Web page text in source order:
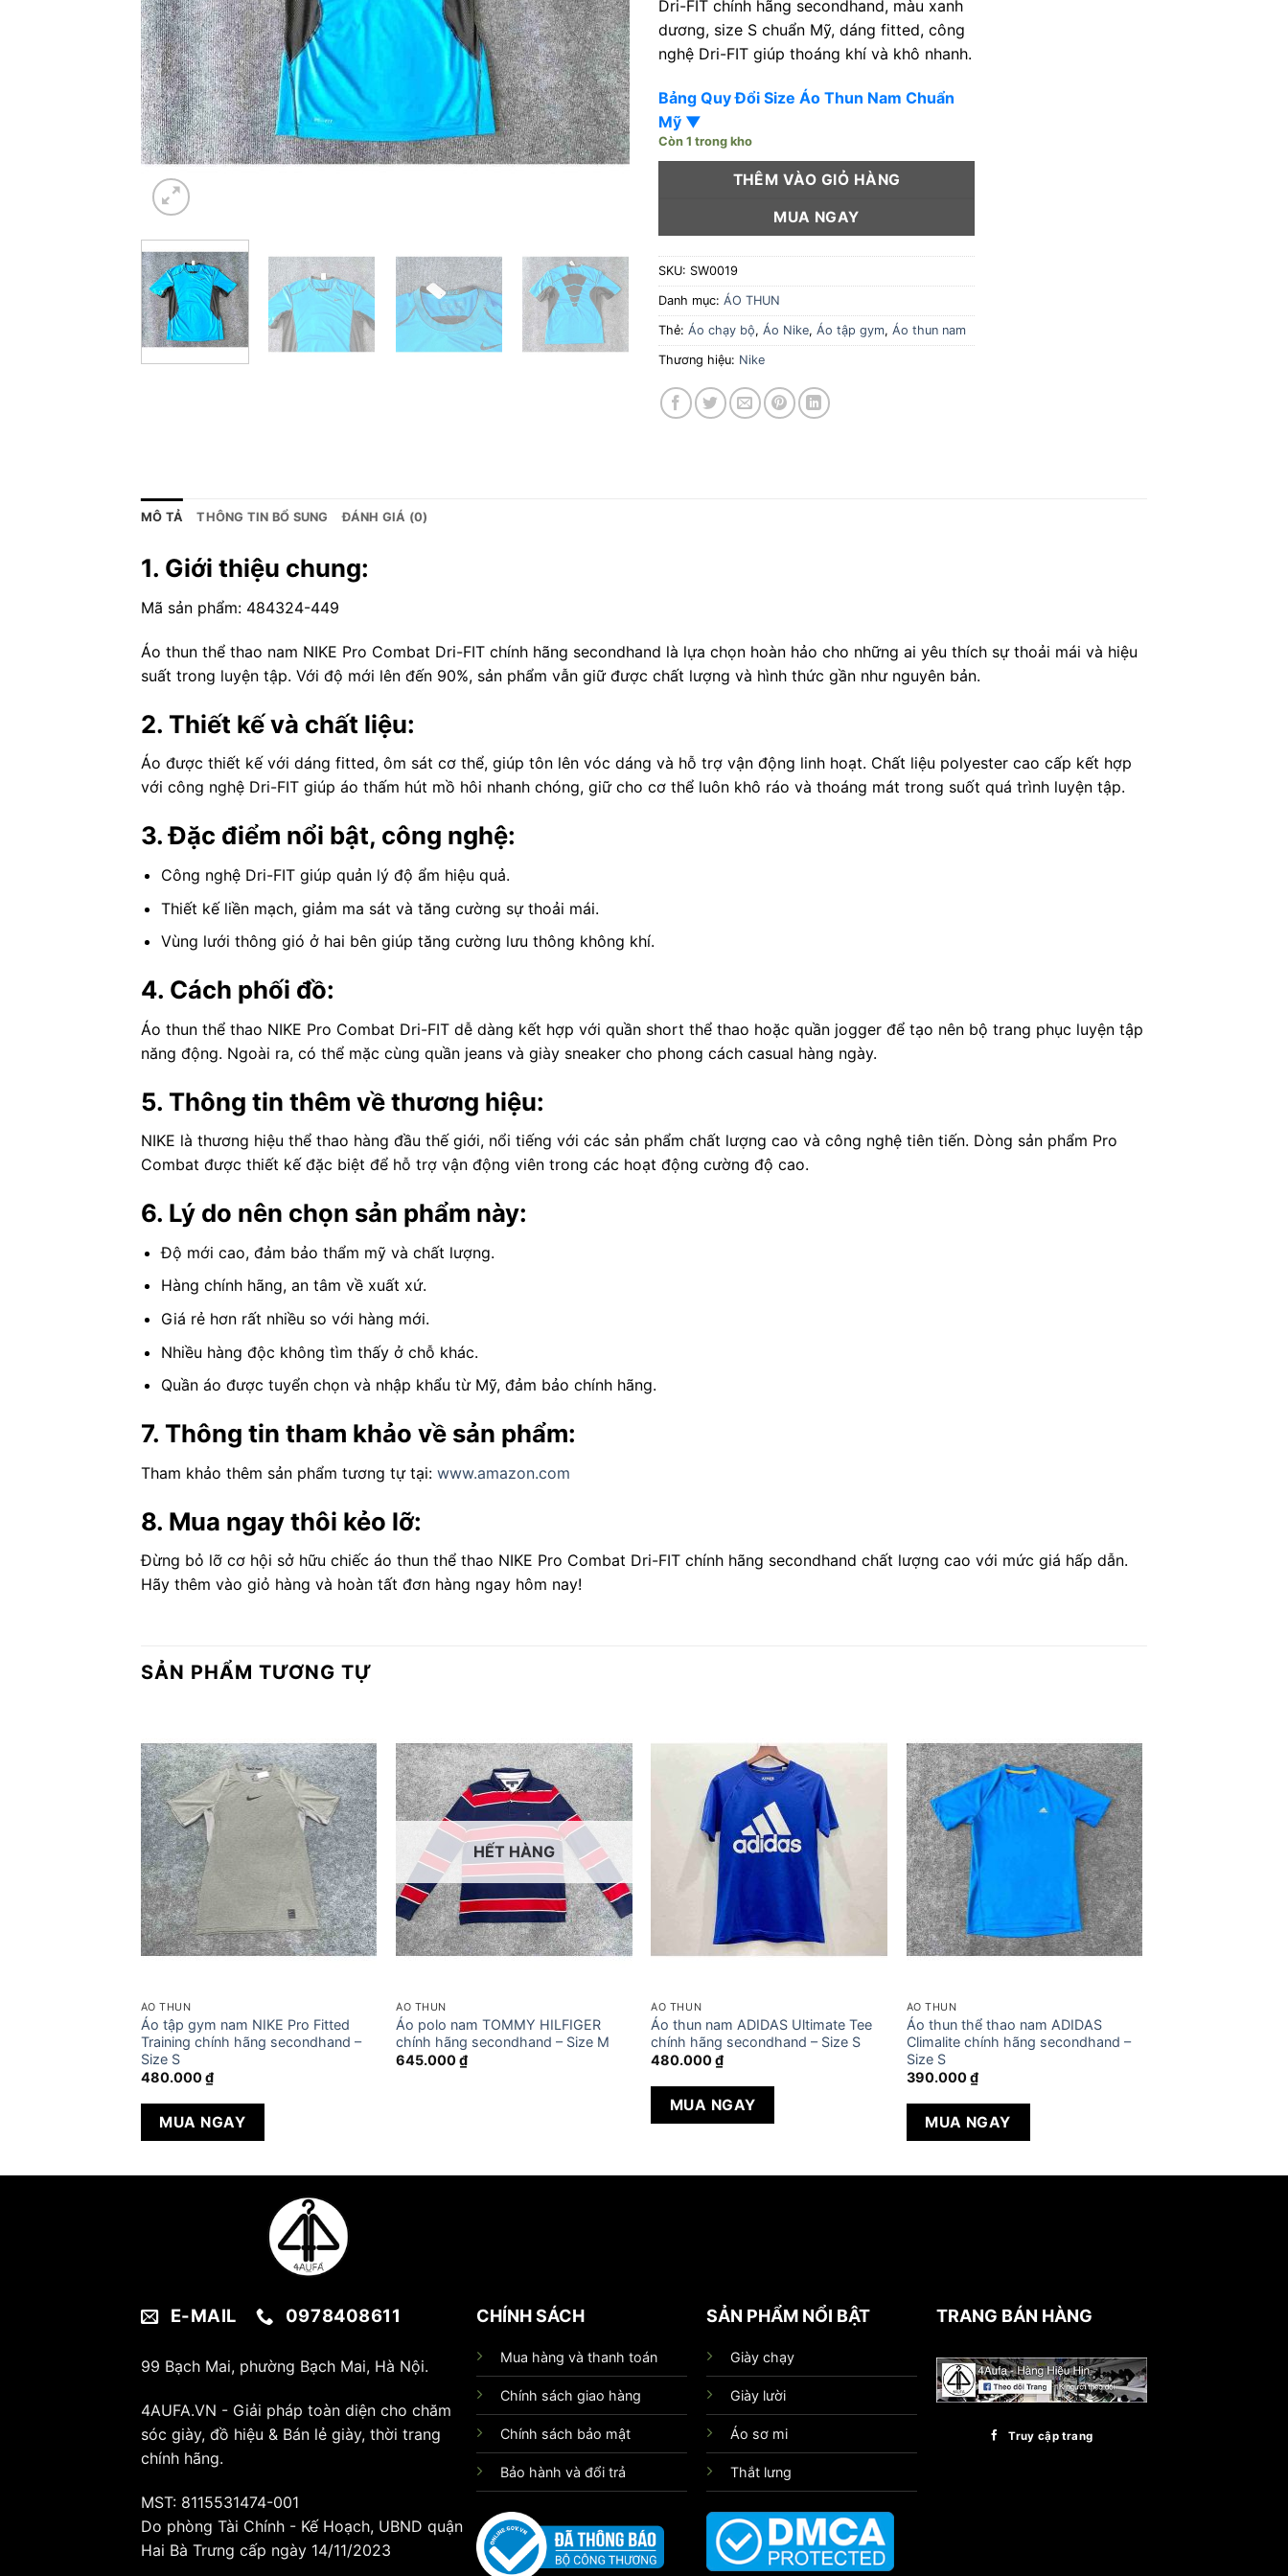
Dri-FIT chính hãng secondhand, màu xanh
dương, size S chuẩn Mỹ, dáng fitted, công
nghệ Dri-FIT giúp thoáng khí và khô nhanh.
Bảng Quy Đổi Size Áo Thun Nam Chuẩn
Mỹ ▼
Còn 1 trong kho
THÊM VÀO GIỎ HÀNG
MUA NGAY
SKU: SW0019
Danh mục: ÁO THUN
Thẻ: Áo chạy bộ, Áo Nike, Áo tập gym, Áo thun nam
Thương hiệu: Nike
MÔ TẢ THÔNG TIN BỔ SUNG ĐÁNH GIÁ (0)
1. Giới thiệu chung:
Mã sản phẩm: 484324-449
Áo thun thể thao nam NIKE Pro Combat Dri-FIT chính hãng secondhand là lựa chọn hoàn hảo cho những ai yêu thích sự thoải mái và hiệu
suất trong luyện tập. Với độ mới lên đến 90%, sản phẩm vẫn giữ được chất lượng và hình thức gần như nguyên bản.
2. Thiết kế và chất liệu:
Áo được thiết kế với dáng fitted, ôm sát cơ thể, giúp tôn lên vóc dáng và hỗ trợ vận động linh hoạt. Chất liệu polyester cao cấp kết hợp
với công nghệ Dri-FIT giúp áo thấm hút mồ hôi nhanh chóng, giữ cho cơ thể luôn khô ráo và thoáng mát trong suốt quá trình luyện tập.
3. Đặc điểm nổi bật, công nghệ:
Công nghệ Dri-FIT giúp quản lý độ ẩm hiệu quả.
Thiết kế liền mạch, giảm ma sát và tăng cường sự thoải mái.
Vùng lưới thông gió ở hai bên giúp tăng cường lưu thông không khí.
4. Cách phối đồ:
Áo thun thể thao NIKE Pro Combat Dri-FIT dễ dàng kết hợp với quần short thể thao hoặc quần jogger để tạo nên bộ trang phục luyện tập
năng động. Ngoài ra, có thể mặc cùng quần jeans và giày sneaker cho phong cách casual hàng ngày.
5. Thông tin thêm về thương hiệu:
NIKE là thương hiệu thể thao hàng đầu thế giới, nổi tiếng với các sản phẩm chất lượng cao và công nghệ tiên tiến. Dòng sản phẩm Pro
Combat được thiết kế đặc biệt để hỗ trợ vận động viên trong các hoạt động cường độ cao.
6. Lý do nên chọn sản phẩm này:
Độ mới cao, đảm bảo thẩm mỹ và chất lượng.
Hàng chính hãng, an tâm về xuất xứ.
Giá rẻ hơn rất nhiều so với hàng mới.
Nhiều hàng độc không tìm thấy ở chỗ khác.
Quần áo được tuyển chọn và nhập khẩu từ Mỹ, đảm bảo chính hãng.
7. Thông tin tham khảo về sản phẩm:
Tham khảo thêm sản phẩm tương tự tại: www.amazon.com
8. Mua ngay thôi kẻo lỡ:
Đừng bỏ lỡ cơ hội sở hữu chiếc áo thun thể thao NIKE Pro Combat Dri-FIT chính hãng secondhand chất lượng cao với mức giá hấp dẫn.
Hãy thêm vào giỏ hàng và hoàn tất đơn hàng ngay hôm nay!
SẢN PHẨM TƯƠNG TỰ
ÁO THUN
Áo tập gym nam NIKE Pro Fitted
Training chính hãng secondhand –
Size S
480.000₫
MUA NGAY
HẾT HÀNG
ÁO THUN
Áo polo nam TOMMY HILFIGER
chính hãng secondhand – Size M
645.000₫
ÁO THUN
Áo thun nam ADIDAS Ultimate Tee
chính hãng secondhand – Size S
480.000₫
MUA NGAY
ÁO THUN
Áo thun thể thao nam ADIDAS
Climalite chính hãng secondhand –
Size S
390.000₫
MUA NGAY
E-MAIL 0978408611
99 Bạch Mai, phường Bạch Mai, Hà Nội.
4AUFA.VN - Giải pháp toàn diện cho chăm
sóc giày, đồ hiệu & Bán lẻ giày, thời trang
chính hãng.
MST: 8115531474-001
Do phòng Tài Chính - Kế Hoạch, UBND quận
Hai Bà Trưng cấp ngày 14/11/2023
CHÍNH SÁCH
Mua hàng và thanh toán
Chính sách giao hàng
Chính sách bảo mật
Bảo hành và đổi trả
SẢN PHẨM NỔI BẬT
Giày chạy
Giày lười
Áo sơ mi
Thắt lưng
TRANG BÁN HÀNG
Truy cập trang